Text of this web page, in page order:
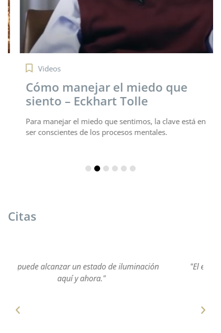
Videos
Cómo manejar el miedo que
siento – Eckhart Tolle
Para manejar el miedo que sentimos, la clave está en
ser conscientes de los procesos mentales.
Citas
"El ego no es más que esto: la identificación con
la forma, es decir, con las formas de